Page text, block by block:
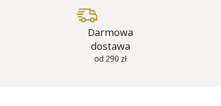
Darmowa
dostawa
od 290 zł